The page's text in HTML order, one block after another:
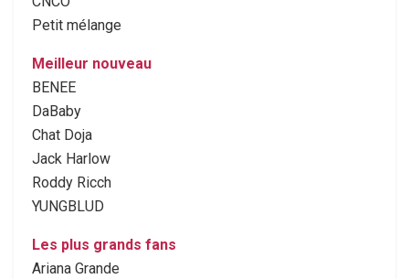
Petit mélange
Meilleur nouveau
BENEE
DaBaby
Chat Doja
Jack Harlow
Roddy Ricch
YUNGBLUD
Les plus grands fans
Ariana Grande